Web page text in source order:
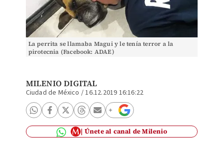
La perrita se llamaba Magui y le tenía terror a la
pirotecnia (Facebook: ADAE)
MILENIO DIGITAL
Ciudad de México /16.12.2019 16:16:22
Únete al canal de Milenio